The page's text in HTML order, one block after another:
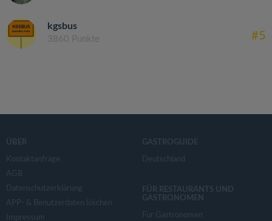
kgsbus
3860 Punkte #5
ÜBER
Kontaktanfrage
AGB
Datenschutzerklärung
APP- & Benutzerdaten löschen
Impressum
GASTROGUIDE
Deutschland
FÜR RESTAURANTS UND
GASTRONOMEN
Für Gastronomen